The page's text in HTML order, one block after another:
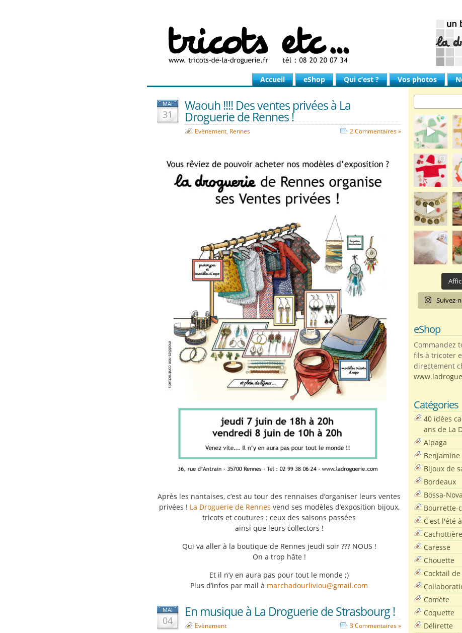
Accueil eShop Qui c’est ? Vos photos
MAI
31
Waouh !!!! Des ventes privées à La
Droguerie de Rennes !
Evènement, Rennes 2 Commentaires »
Après les nantaises, c’est au tour des rennaises d’organiser leurs ventes
privées ! La Droguerie de Rennes vend ses modèles d’exposition bijoux,
tricots et coutures : ceux des saisons passées
ainsi que leurs collectors !
Qui va aller à la boutique de Rennes jeudi soir ??? NOUS !
On a trop hâte !
Et il n’y en aura pas pour tout le monde ;)
Plus d’infos par mail à marchadourliviou@gmail.com
MAI
04
En musique à La Droguerie de Strasbourg !
Evènement 3 Commentaires »
Suivez-
eShop
Commandez
fils à tricoter
directement
Catégories
40 idées
ans de La
Alpaga
Benjamine
Bijoux de
Bordeaux
Bossa-Nova
Bourrette-
C'est l'été
Cachottière
Caresse
Chouette
Cocktail
Comète
Coquette
Délirette